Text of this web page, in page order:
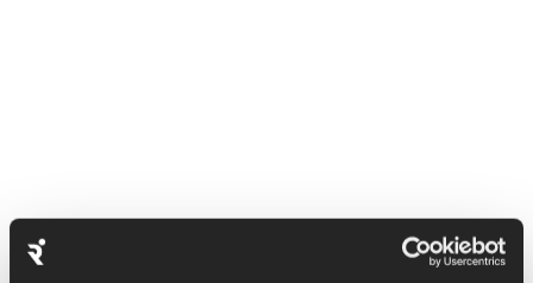
Gli esercizi di estensione della schiena con la Swissball sono
davvero utili per aumentare la forza e la stabilità del core, della